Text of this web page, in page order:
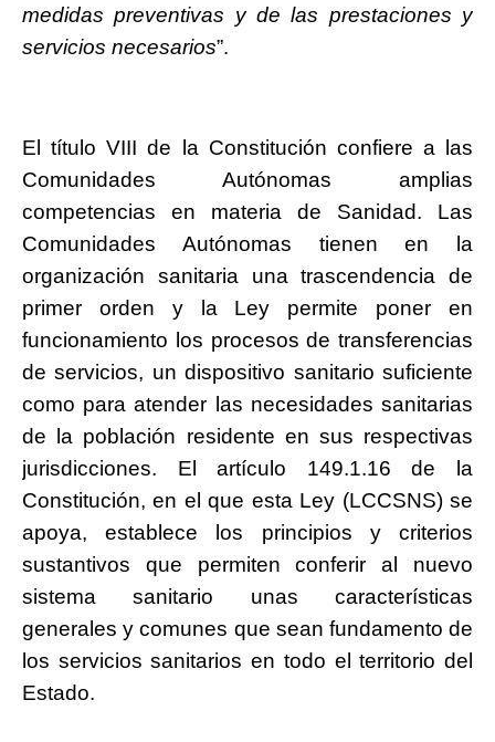
medidas preventivas y de las prestaciones y
servicios necesarios”.
El título VIII de la Constitución confiere a las
Comunidades Autónomas amplias
competencias en materia de Sanidad. Las
Comunidades Autónomas tienen en la
organización sanitaria una trascendencia de
primer orden y la Ley permite poner en
funcionamiento los procesos de transferencias
de servicios, un dispositivo sanitario suficiente
como para atender las necesidades sanitarias
de la población residente en sus respectivas
jurisdicciones. El artículo 149.1.16 de la
Constitución, en el que esta Ley (LCCSNS) se
apoya, establece los principios y criterios
sustantivos que permiten conferir al nuevo
sistema sanitario unas características
generales y comunes que sean fundamento de
los servicios sanitarios en todo el territorio del
Estado.